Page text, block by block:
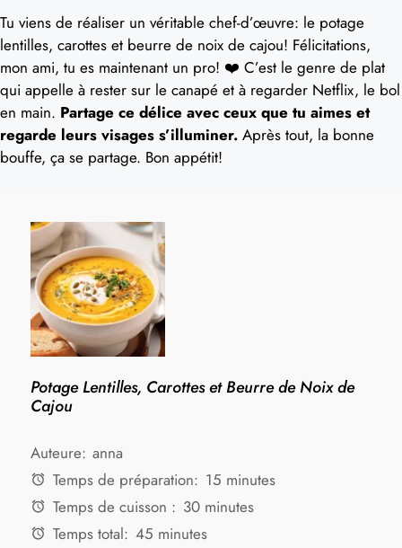
Tu viens de réaliser un véritable chef-d’œuvre: le potage
lentilles, carottes et beurre de noix de cajou! Félicitations,
mon ami, tu es maintenant un pro! ❤️ C’est le genre de plat
qui appelle à rester sur le canapé et à regarder Netflix, le bol
en main. Partage ce délice avec ceux que tu aimes et
regarde leurs visages s’illuminer. Après tout, la bonne
bouffe, ça se partage. Bon appétit!
Potage Lentilles, Carottes et Beurre de Noix de
Cajou
Auteure: anna
Temps de préparation: 15 minutes
Temps de cuisson : 30 minutes
Temps total: 45 minutes